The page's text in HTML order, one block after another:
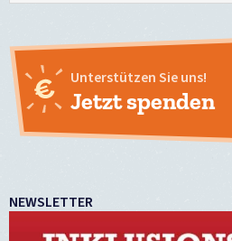
Unterstützen Sie uns!
Jetzt spenden
NEWSLETTER